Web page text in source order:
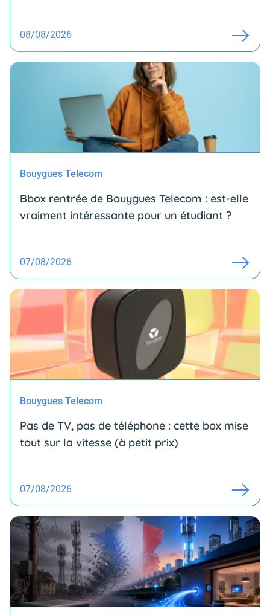
08/08/2026
Bouygues Telecom
Bbox rentrée de Bouygues Telecom : est-elle
vraiment intéressante pour un étudiant ?
07/08/2026
Bouygues Telecom
Pas de TV, pas de téléphone : cette box mise
tout sur la vitesse (à petit prix)
07/08/2026